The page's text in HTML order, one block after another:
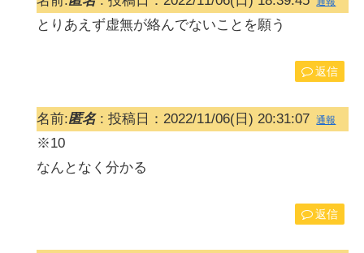
とりあえず虚無が絡んでないことを願う
返信
名前:匿名: 投稿日：2022/11/06(日) 20:31:07 通報
※10
なんとなく分かる
返信